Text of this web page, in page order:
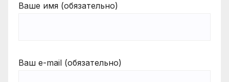
Ваше имя (обязательно)
Ваш e-mail (обязательно)